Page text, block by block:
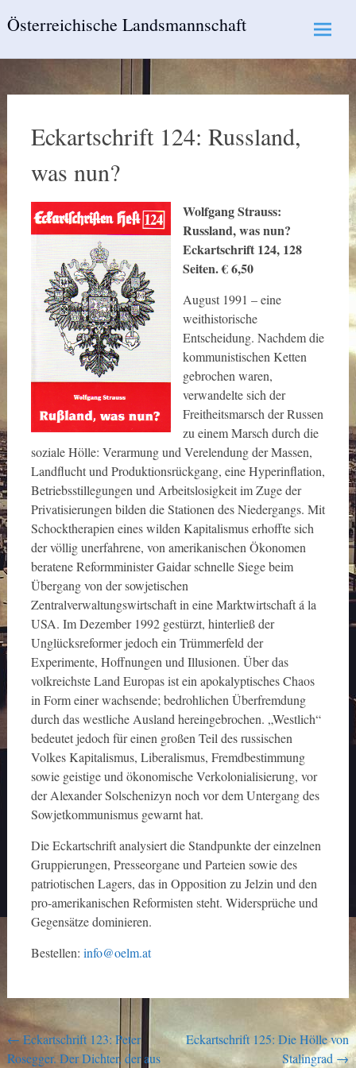
toÖsterreichische Landsmannschaft
Eckartschrift 124: Russland,
was nun?
Wolfgang Strauss:
Russland, was nun?
Eckartschrift 124, 128
Seiten. € 6,50
August 1991 – eine
weithistorische
Entscheidung. Nachdem die
kommunistischen Ketten
gebrochen waren,
verwandelte sich der
Freitheitsmarsch der Russen
zu einem Marsch durch die
soziale Hölle: Verarmung und Verelendung der Massen,
Landflucht und Produktionsrückgang, eine Hyperinflation,
Betriebsstillegungen und Arbeitslosigkeit im Zuge der
Privatisierungen bilden die Stationen des Niedergangs. Mit
Schocktherapien eines wilden Kapitalismus erhoffte sich
der völlig unerfahrene, von amerikanischen Ökonomen
beratene Reformminister Gaidar schnelle Siege beim
Übergang von der sowjetischen
Zentralverwaltungswirtschaft in eine Marktwirtschaft á la
USA. Im Dezember 1992 gestürzt, hinterließ der
Unglücksreformer jedoch ein Trümmerfeld der
Experimente, Hoffnungen und Illusionen. Über das
volkreichste Land Europas ist ein apokalyptisches Chaos
in Form einer wachsende; bedrohlichen Überfremdung
durch das westliche Ausland hereingebrochen. „Westlich“
bedeutet jedoch für einen großen Teil des russischen
Volkes Kapitalismus, Liberalismus, Fremdbestimmung
sowie geistige und ökonomische Verkolonialisierung, vor
der Alexander Solschenizyn noch vor dem Untergang des
Sowjetkommunismus gewarnt hat.
Die Eckartschrift analysiert die Standpunkte der einzelnen
Gruppierungen, Presseorgane und Parteien sowie des
patriotischen Lagers, das in Opposition zu Jelzin und den
pro-amerikanischen Reformisten steht. Widersprüche und
Gegensätze dominieren.
Bestellen: info@oelm.at
Post
← Eckartschrift 123: Peter
Rosegger. Der Dichter, der aus
Eckartschrift 125: Die Hölle von
Stalingrad→